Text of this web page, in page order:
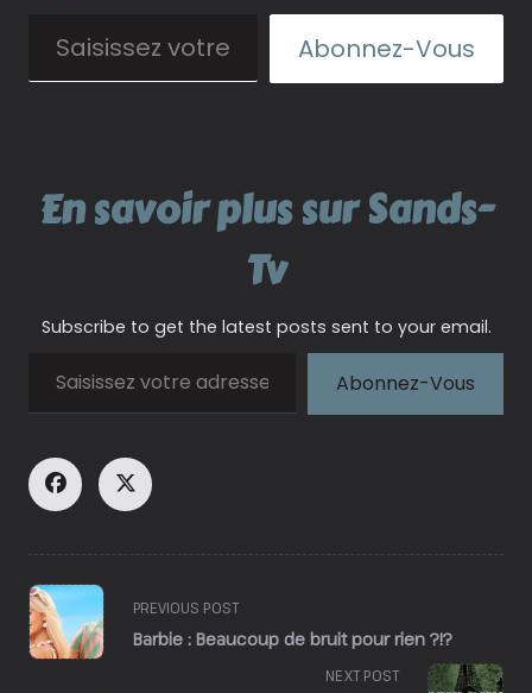
Abonnez-Vous
En savoir plus sur Sands-
Tv
Subscribe to get the latest posts sent to your email.
Abonnez-Vous
<span
class="nav-
subtitle
PREVIOUS POST
Barbie : Beaucoup de bruit pour rien ?!?
NEXT POST